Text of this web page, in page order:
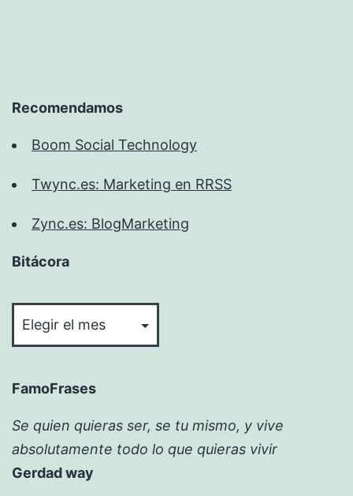
Recomendamos
Boom Social Technology
Twync.es: Marketing en RRSS
Zync.es: BlogMarketing
Bitácora
FamoFrases
Se quien quieras ser, se tu mismo, y vive
absolutamente todo lo que quieras vivir
Gerdad way